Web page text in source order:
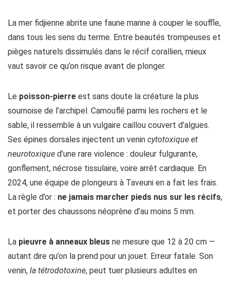
La mer fidjienne abrite une faune marine à couper le souffle,
dans tous les sens du terme. Entre beautés trompeuses et
pièges naturels dissimulés dans le récif corallien, mieux
vaut savoir ce qu’on risque avant de plonger.
Le poisson-pierre est sans doute la créature la plus
sournoise de l’archipel. Camouflé parmi les rochers et le
sable, il ressemble à un vulgaire caillou couvert d’algues.
Ses épines dorsales injectent un venin cytotoxique et
neurotoxique d’une rare violence : douleur fulgurante,
gonflement, nécrose tissulaire, voire arrêt cardiaque. En
2024, une équipe de plongeurs à Taveuni en a fait les frais.
La règle d’or : ne jamais marcher pieds nus sur les récifs,
et porter des chaussons néoprène d’au moins 5 mm.
La pieuvre à anneaux bleus ne mesure que 12 à 20 cm —
autant dire qu’on la prend pour un jouet. Erreur fatale. Son
venin, la tétrodotoxine, peut tuer plusieurs adultes en